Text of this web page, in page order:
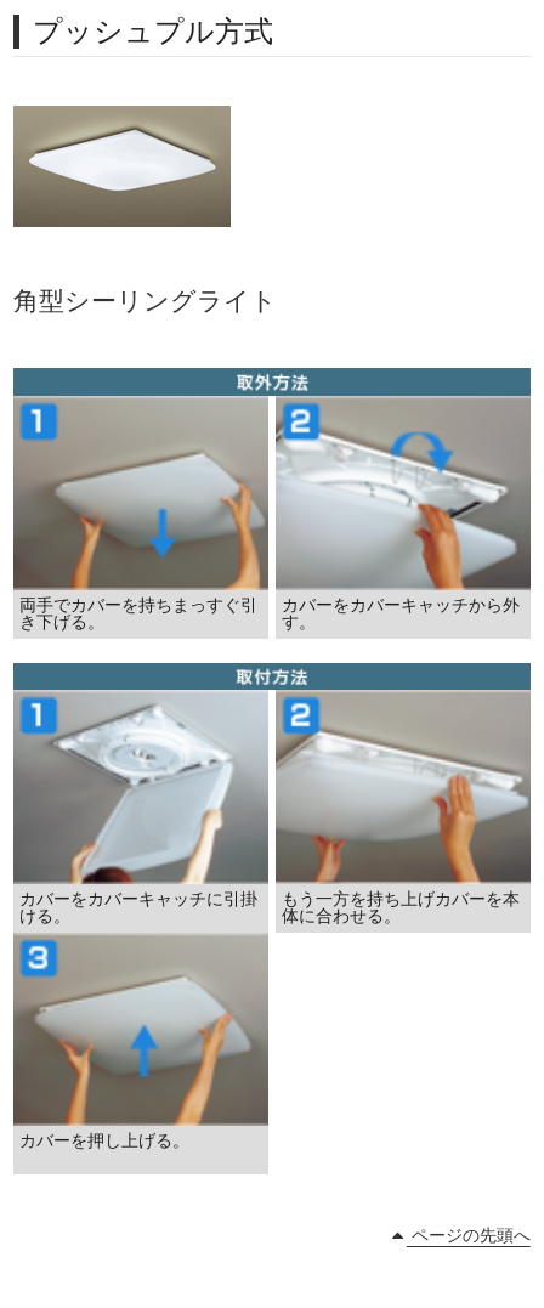
プッシュプル方式
角型シーリングライト
両手でカバーを持ちまっすぐ引
き下げる。
カバーをカバーキャッチから外
す。
カバーをカバーキャッチに引掛
ける。
もう一方を持ち上げカバーを本
体に合わせる。
カバーを押し上げる。
ページの先頭へ